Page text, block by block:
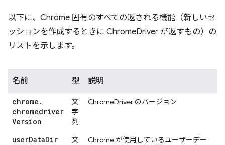
以下に、Chrome 固有のすべての返される機能（新しいセ
ッションを作成するときに ChromeDriver が返すもの）の
リストを示します。
名前 型 説明
chrome .
chromedriver
Version
文
字
列
ChromeDriver のバージョン
userDataDir
文
Chrome が使用しているユーザーデー